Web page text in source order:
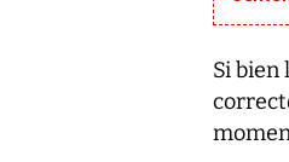
Si bien